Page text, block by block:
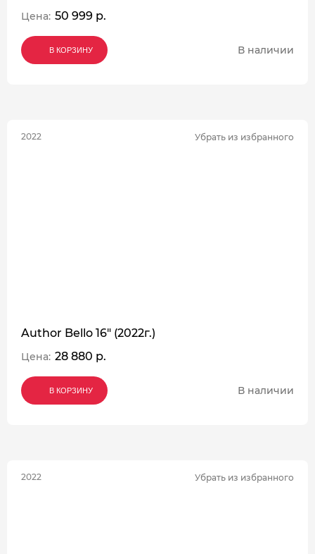
Цена: 50 999 р.
В КОРЗИНУ
В КОРЗИНУ
В КОРЗИНУ В наличии
2022 Убрать из избранного
Author Bello 16" (2022г.)
Цена: 28 880 р.
В КОРЗИНУ
В КОРЗИНУ
В КОРЗИНУ В наличии
2022 Убрать из избранного